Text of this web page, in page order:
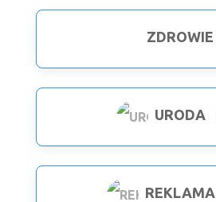
ZDROWIE
URODA
REKLAMA